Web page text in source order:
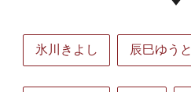
氷川きよし 辰巳ゆうと